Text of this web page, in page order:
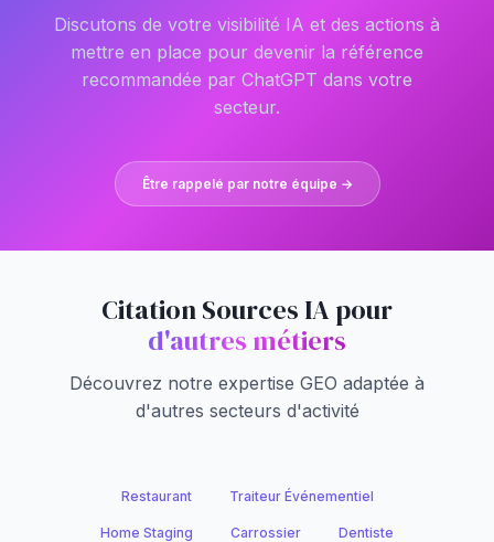
Discutons de votre visibilité IA et des actions à
mettre en place pour devenir la référence
recommandée par ChatGPT dans votre
secteur.
Être rappelé par notre équipe →
Citation Sources IA pour
d'autres métiers
Découvrez notre expertise GEO adaptée à
d'autres secteurs d'activité
Restaurant Traiteur Événementiel
Home Staging Carrossier Dentiste